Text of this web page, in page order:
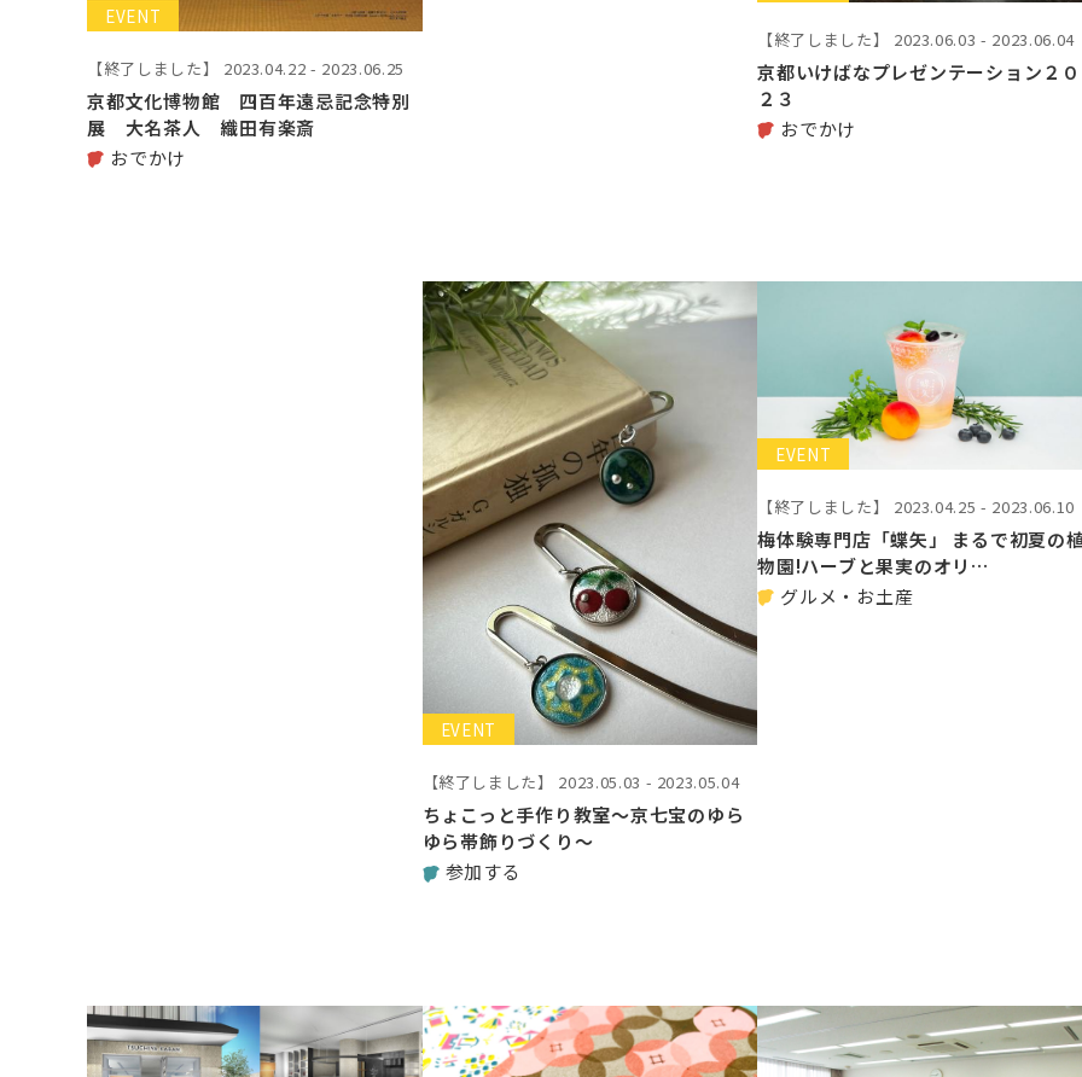
EVENT
【終了しました】 2023.04.22 - 2023.06.25
京都文化博物館 四百年遠忌記念特別
展 大名茶人 織田有楽斎
おでかけ
【終了しました】 2023.06.03 - 2023.06.04
京都いけばなプレゼンテーション２０
２３
おでかけ
EVENT
【終了しました】 2023.05.03 - 2023.05.04
ちょこっと手作り教室～京七宝のゆら
ゆら帯飾りづくり～
参加する
EVENT
【終了しました】 2023.04.25 - 2023.06.10
梅体験専門店「蝶矢」 まるで初夏の
物園!ハーブと果実のオリ…
グルメ・お土産